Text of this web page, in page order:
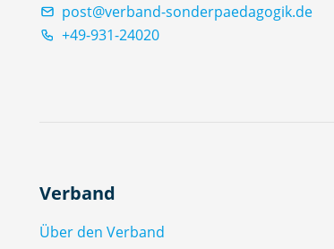
post@verband-sonderpaedagogik.de
+49-931-24020
Verband
Über den Verband